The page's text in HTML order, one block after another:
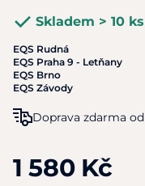
Skladem > 10 ks
EQS Rudná
EQS Praha 9 - Letňany
EQS Brno
EQS Závody
Doprava zdarma od
1 580 Kč